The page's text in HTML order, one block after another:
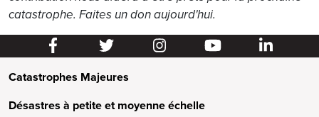
catastrophe. Faites un don aujourd'hui.
Catastrophes Majeures
Désastres à petite et moyenne échelle